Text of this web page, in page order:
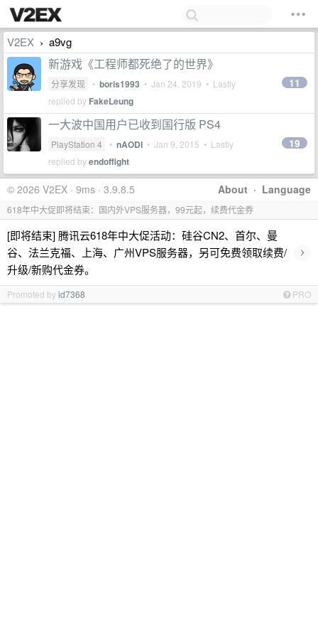
V2EX › a9vg
新游戏《工程师都死绝了的世界》
分享发现 • boris1993 • Jan 24, 2019 • Lastly
replied by FakeLeung
11
一大波中国用户已收到国行版 PS4
PlayStation 4 • nAODI • Jan 9, 2015 • Lastly
replied byendoffight
19
About · Language
© 2026 V2EX · 9ms · 3.9.8.5
618年中大促即将结束：国内外VPS服务器，99元起，续费代金券
[即将结束] 腾讯云618年中大促活动：硅谷CN2、首尔、曼
谷、法兰克福、上海、广州VPS服务器，另可免费领取续费/
升级/新购代金券。
›
Promoted byid7368 PRO